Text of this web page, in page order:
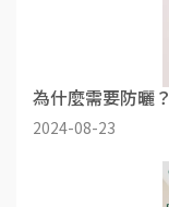
為什麼需要防曬？
2024-08-23